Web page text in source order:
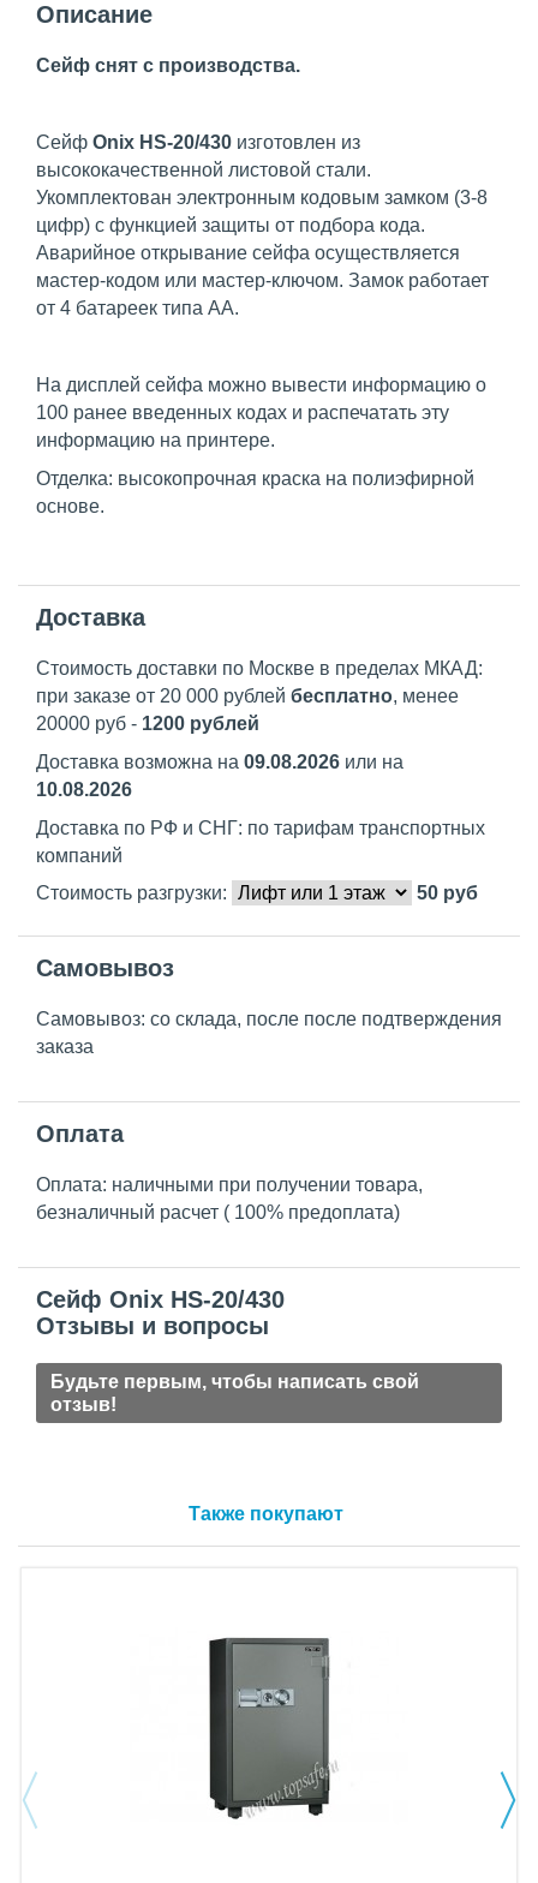
Описание
Сейф снят с производства.
Сейф Onix HS-20/430 изготовлен из
высококачественной листовой стали.
Укомплектован электронным кодовым замком (3-8
цифр) с функцией защиты от подбора кода.
Аварийное открывание сейфа осуществляется
мастер-кодом или мастер-ключом. Замок работает
от 4 батареек типа AA.
На дисплей сейфа можно вывести информацию о
100 ранее введенных кодах и распечатать эту
информацию на принтере.
Отделка: высокопрочная краска на полиэфирной
основе.
Доставка
Стоимость доставки по Москве в пределах МКАД:
при заказе от 20 000 рублей бесплатно, менее
20000 руб - 1200 рублей
Доставка возможна на 09.08.2026 или на
10.08.2026
Доставка по РФ и СНГ: по тарифам транспортных
компаний
Стоимость разгрузки:
50 руб
Самовывоз
Самовывоз: со склада, после после подтверждения
заказа
Оплата
Оплата: наличными при получении товара,
безналичный расчет ( 100% предоплата)
Сейф Onix HS-20/430
Отзывы и вопросы
Будьте первым, чтобы написать свой
отзыв!
Также покупают